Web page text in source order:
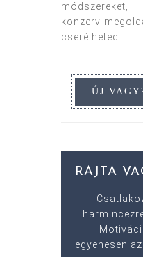
konzerv-
cserélheted.
RAJTA
egyenesen